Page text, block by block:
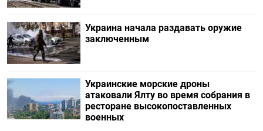
Украина начала раздавать оружие
заключенным
Украинские морские дроны
атаковали Ялту во время собрания в
ресторане высокопоставленных
военных